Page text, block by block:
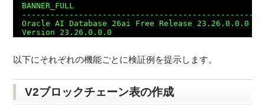
BANNER_FULL
Oracle AI Database 26ai Free Release 23.26.0.0.0 -
以下にそれぞれの機能ごとに検証例を提示します。
V2ブロックチェーン表の作成